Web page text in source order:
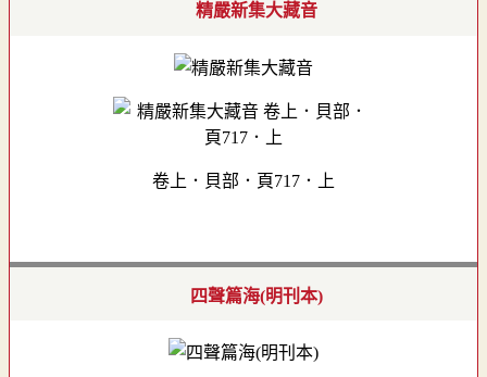
精嚴新集大藏音
卷上．貝部．頁717．上
四聲篇海(明刊本)